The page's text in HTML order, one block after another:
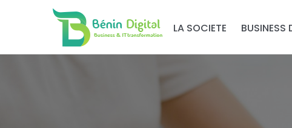
LA SOCIETE BUSINESS